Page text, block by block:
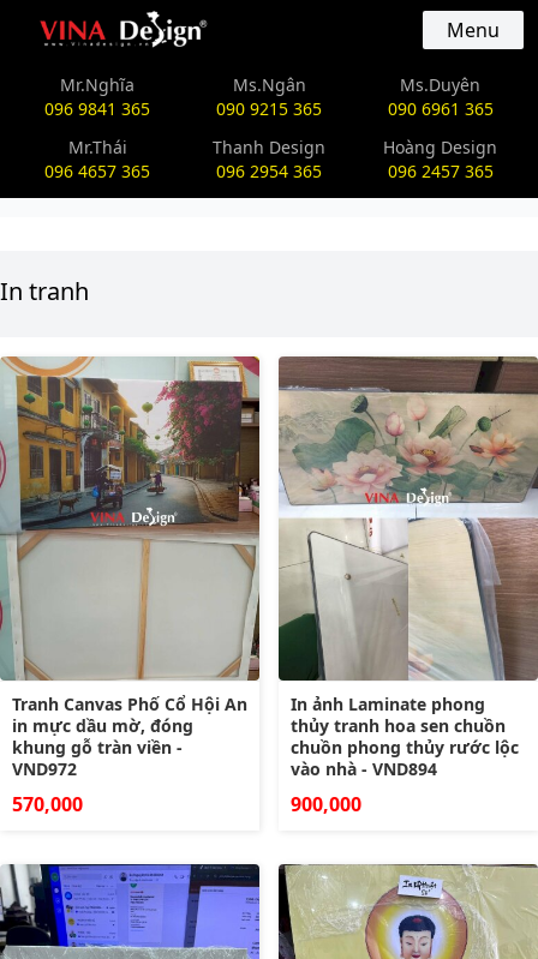
vinadesign.vn Menu
Mr.Nghĩa
096 9841 365
Ms.Ngân
090 9215 365
Ms.Duyên
090 6961 365
Mr.Thái
096 4657 365
Thanh Design
096 2954 365
Hoàng Design
096 2457 365
In tranh
Tranh Canvas Phố Cổ Hội An
in mực dầu mờ, đóng
khung gỗ tràn viền -
VND972
570,000
In ảnh Laminate phong
thủy tranh hoa sen chuồn
chuồn phong thủy rước lộc
vào nhà - VND894
900,000